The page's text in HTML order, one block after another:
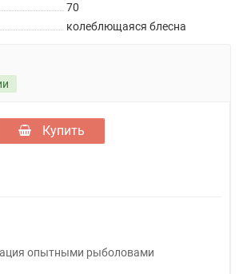
70
колеблющаяся блесна
Купить
опытными рыболовами